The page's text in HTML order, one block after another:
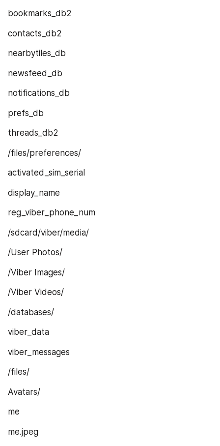
bookmarks_db2
contacts_db2
nearbytiles_db
newsfeed_db
notifications_db
prefs_db
threads_db2
/files/preferences/
activated_sim_serial
display_name
reg_viber_phone_num
/sdcard/viber/media/
/User Photos/
/Viber Images/
/Viber Videos/
/databases/
viber_data
viber_messages
/files/
Avatars/
me
me.jpeg